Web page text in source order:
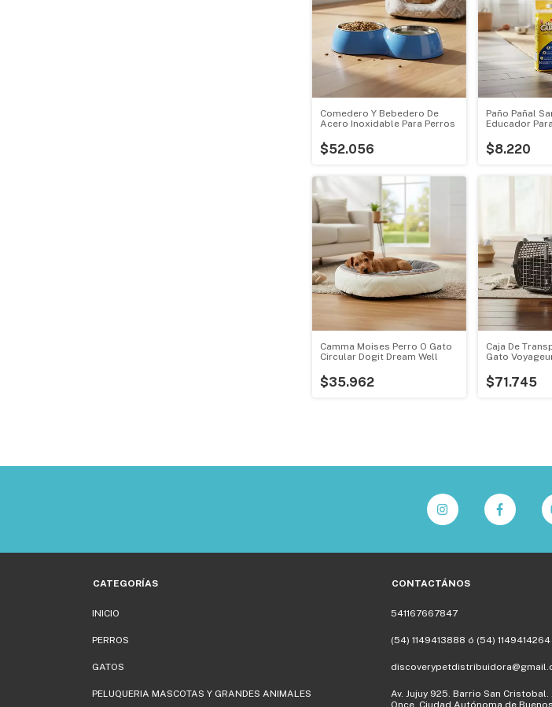
Comedero Y Bebedero De
Acero Inoxidable Para Perros
$52.056
Paño Pañal
Educador
$8.220
Camma Moises Perro O Gato
Circular Dogit Dream Well
$35.962
Caja De
Gato
$71.745
CATEGORÍAS
INICIO
PERROS
GATOS
PELUQUERIA MASCOTAS Y GRANDES ANIMALES
CONTACTÁNOS
541167667847
(54) 1149413888 ó (54) 1149414264
Av. Jujuy 925. Barrio San